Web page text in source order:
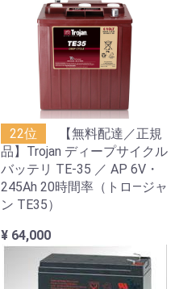
22位
【無料配達／正規
品】Trojan ディープサイクル
バッテリ TE-35 ／ AP 6V・
245Ah 20時間率（トロ―ジャ
ン TE35）
¥ 64,000